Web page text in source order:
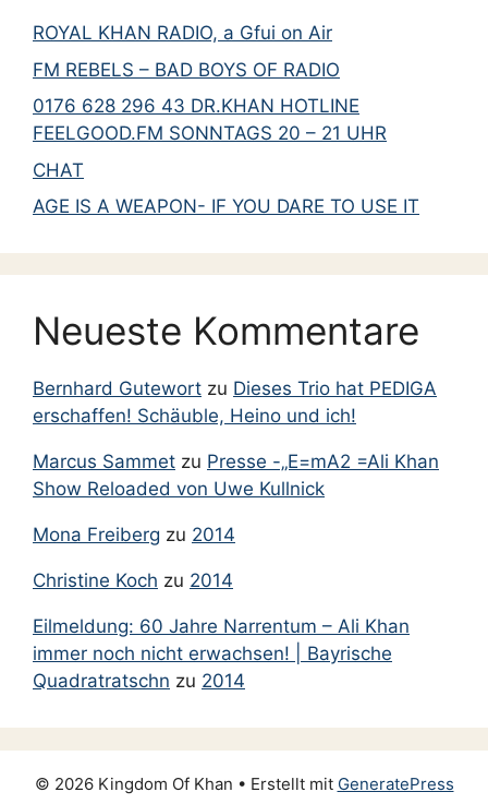
ROYAL KHAN RADIO, a Gfui on Air
FM REBELS – BAD BOYS OF RADIO
0176 628 296 43 DR.KHAN HOTLINE
FEELGOOD.FM SONNTAGS 20 – 21 UHR
CHAT
AGE IS A WEAPON- IF YOU DARE TO USE IT
Neueste Kommentare
Bernhard Gutewort zu Dieses Trio hat PEDIGA
erschaffen! Schäuble, Heino und ich!
Marcus Sammet zu Presse -„E=mA2 =Ali Khan
Show Reloaded von Uwe Kullnick
Mona Freiberg zu 2014
Christine Koch zu 2014
Eilmeldung: 60 Jahre Narrentum – Ali Khan
immer noch nicht erwachsen! | Bayrische
Quadratratschn zu 2014
© 2026 Kingdom Of Khan • Erstellt mit GeneratePress